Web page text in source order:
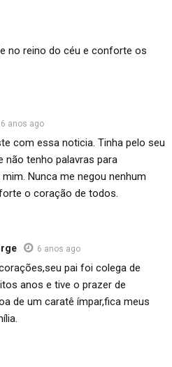
no reino do céu e conforte os
6 anos ago
com essa noticia. Tinha pelo seu
não tenho palavras para
Nunca me negou nenhum
o coração de todos.
6 anos ago
pai foi colega de
anos e tive o prazer de
de um caratê ímpar,fica meus